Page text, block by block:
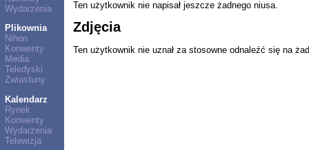
Wydarzenia
Plikownia
Nihon
Konwenty
Media
Teledyski
Zwiastuny
Kalendarz
Rynek
Konwenty
Wydarzenia
Telewizja
Ten użytkownik nie napisał jeszcze żadnego niusa.
Zdjęcia
Ten użytkownik nie uznał za stosowne odnaleźć się na